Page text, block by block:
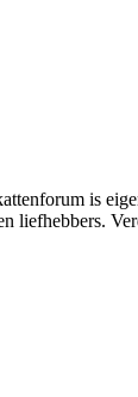
is
liefhebbers.